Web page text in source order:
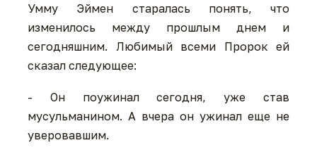
Умму Эймен старалась понять, что
изменилось между прошлым днем и
сегодняшним. Любимый всеми Пророк ей
сказал следующее:
- Он поужинал сегодня, уже став
мусульманином. А вчера он ужинал еще не
уверовавшим.